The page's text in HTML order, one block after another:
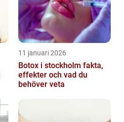
11 januari 2026
Botox i stockholm fakta,
effekter och vad du
behöver veta